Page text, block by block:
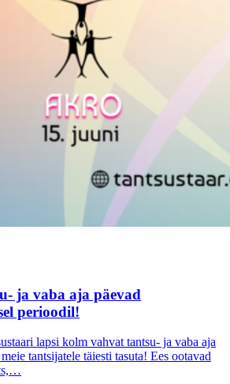
ja vaba aja päevad
perioodil!
lapsi kolm vahvat tantsu- ja vaba aja
tantsijatele täiesti tasuta! Ees ootavad